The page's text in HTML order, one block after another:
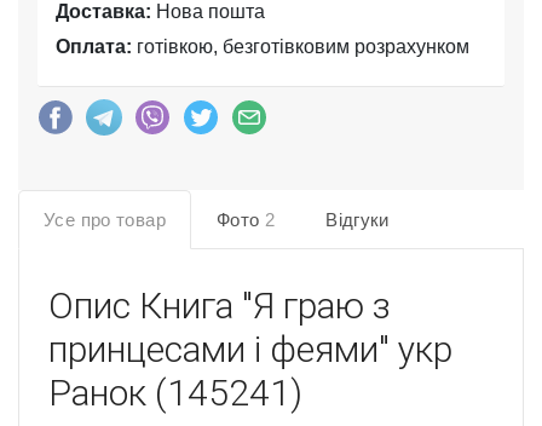
Доставка: Нова пошта
Оплата: готівкою, безготівковим розрахунком
Усе про товар Фото 2 Відгуки
Опис Книга "Я граю з
принцесами і феями" укр
Ранок (145241)